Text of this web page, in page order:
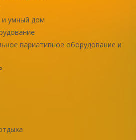
и умный дом
вариативное оборудование и